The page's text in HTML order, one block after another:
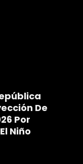
De
Por
Niño